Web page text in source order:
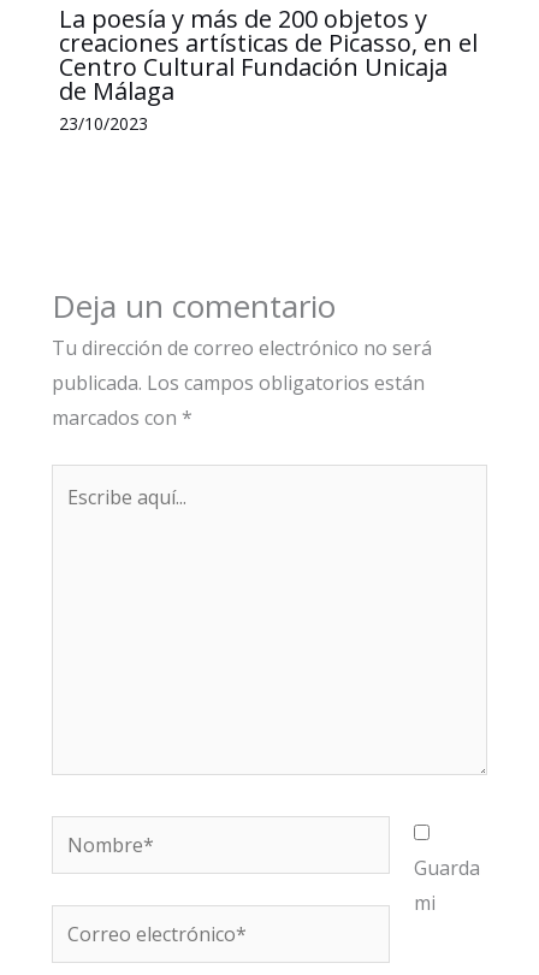
La poesía y más de 200 objetos y
creaciones artísticas de Picasso, en el
Centro Cultural Fundación Unicaja
de Málaga
23/10/2023
Deja un comentario
Tu dirección de correo electrónico no será
publicada. Los campos obligatorios están
marcados con *
Nombre*
Correo
electrónico*
Guarda
mi